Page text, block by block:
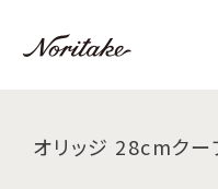
オリッジ 28cmク